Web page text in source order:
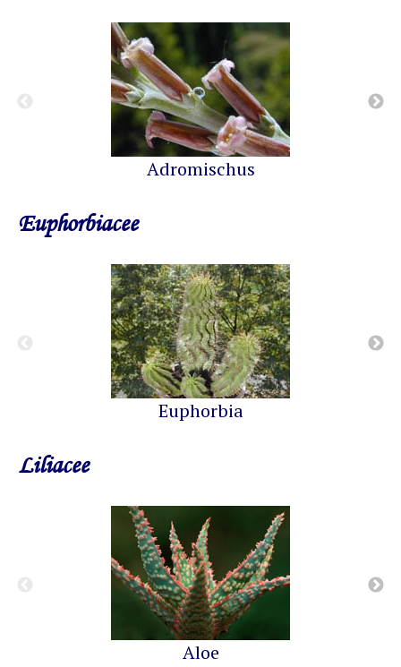
Adromischus
Euphorbiacee
Euphorbia
Liliacee
Aloe